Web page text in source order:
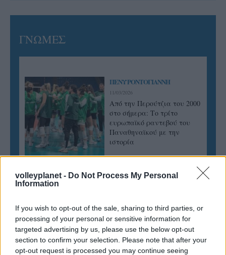
volleyplanet - Do Not Process My Personal
Information
If you wish to opt-out of the sale, sharing to third parties, or
processing of your personal or sensitive information for
targeted advertising by us, please use the below opt-out
section to confirm your selection. Please note that after your
opt-out request is processed you may continue seeing
ΓΝΩΜΕΣ
ΠΕΝΥ ΡΟΝΤΟΓΙΑΝΝΗ
11/03/2026
Από την Περούτζια του 2000
στο σήμερα: Tο τρίτο
ευρωπαϊκό ραντεβού του
Παναθηναϊκού με την
ιστορία
ΗΛΙΑΣ ΠΑΠΑΪΩΑΝΝΟΥ
Αναγνώριση και σεβασμός
οι σημαντικότερες νίκες του
Α.Ο. Θήρας